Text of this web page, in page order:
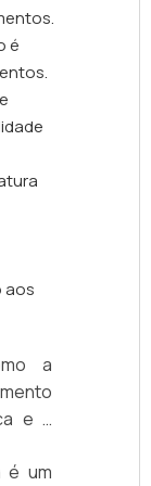
e
de
de
das
e
de
e
é
aos
a
e a
a
é um